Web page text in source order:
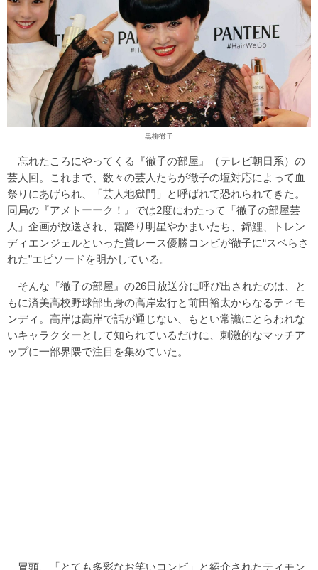
黒柳徹子
忘れたころにやってくる『徹子の部屋』（テレビ朝日系）の
芸人回。これまで、数々の芸人たちが徹子の塩対応によって血
祭りにあげられ、「芸人地獄門」と呼ばれて恐れられてきた。
同局の『アメトーーク！』では2度にわたって「徹子の部屋芸
人」企画が放送され、霜降り明星やかまいたち、錦鯉、トレン
ディエンジェルといった賞レース優勝コンビが徹子に“スベらさ
れた”エピソードを明かしている。
そんな『徹子の部屋』の26日放送分に呼び出されたのは、と
もに済美高校野球部出身の高岸宏行と前田裕太からなるティモ
ンディ。高岸は高岸で話が通じない、もとい常識にとらわれな
いキャラクターとして知られているだけに、刺激的なマッチア
ップに一部界隈で注目を集めていた。
冒頭、「とても多彩なお笑いコンビ」と紹介されたティモン